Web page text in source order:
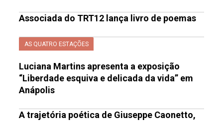
Associada do TRT12 lança livro de poemas
AS QUATRO ESTAÇÕES
Luciana Martins apresenta a exposição
“Liberdade esquiva e delicada da vida” em
Anápolis
A trajetória poética de Giuseppe Caonetto,